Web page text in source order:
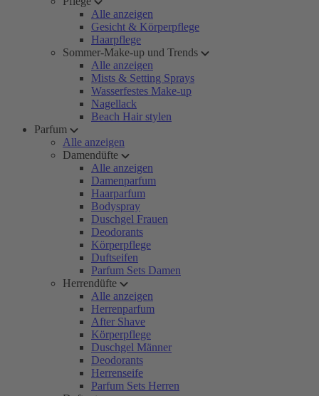
Alle anzeigen
Gesicht & Körperpflege
Haarpflege
Sommer-Make-up und Trends
Alle anzeigen
Mists & Setting Sprays
Wasserfestes Make-up
Nagellack
Beach Hair stylen
Parfum
Alle anzeigen
Damendüfte
Alle anzeigen
Damenparfum
Haarparfum
Bodyspray
Duschgel Frauen
Deodorants
Körperpflege
Duftseifen
Parfum Sets Damen
Herrendüfte
Alle anzeigen
Herrenparfum
After Shave
Körperpflege
Duschgel Männer
Deodorants
Herrenseife
Parfum Sets Herren